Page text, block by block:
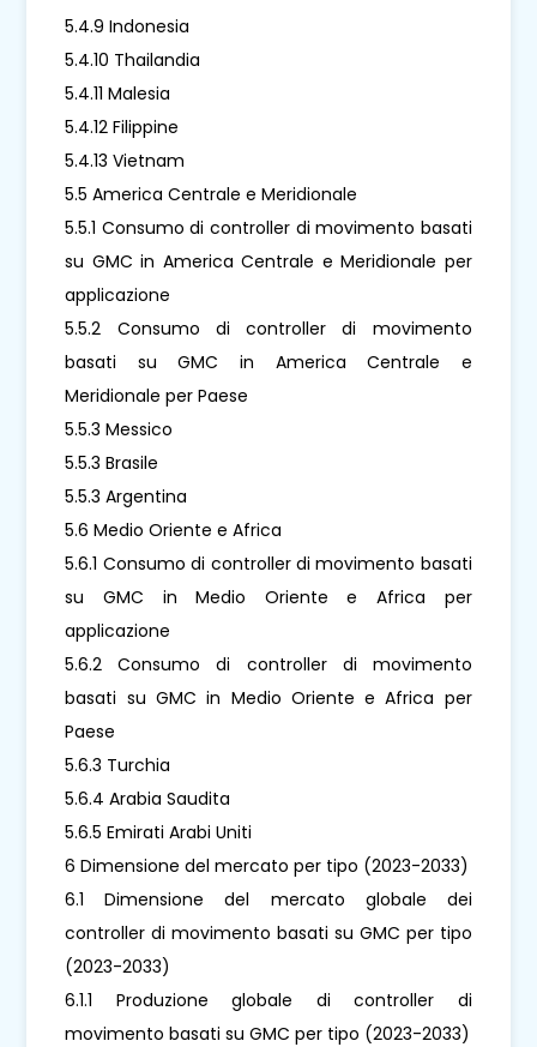
5.4.9 Indonesia
5.4.10 Thailandia
5.4.11 Malesia
5.4.12 Filippine
5.4.13 Vietnam
5.5 America Centrale e Meridionale
5.5.1 Consumo di controller di movimento basati
su GMC in America Centrale e Meridionale per
applicazione
5.5.2 Consumo di controller di movimento
basati su GMC in America Centrale e
Meridionale per Paese
5.5.3 Messico
5.5.3 Brasile
5.5.3 Argentina
5.6 Medio Oriente e Africa
5.6.1 Consumo di controller di movimento basati
su GMC in Medio Oriente e Africa per
applicazione
5.6.2 Consumo di controller di movimento
basati su GMC in Medio Oriente e Africa per
Paese
5.6.3 Turchia
5.6.4 Arabia Saudita
5.6.5 Emirati Arabi Uniti
6 Dimensione del mercato per tipo (2023-2033)
6.1 Dimensione del mercato globale dei
controller di movimento basati su GMC per tipo
(2023-2033)
6.1.1 Produzione globale di controller di
movimento basati su GMC per tipo (2023-2033)